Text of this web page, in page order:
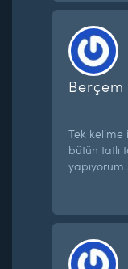
Berçem
Tek kelime
bütün tatlı
yapıyorum